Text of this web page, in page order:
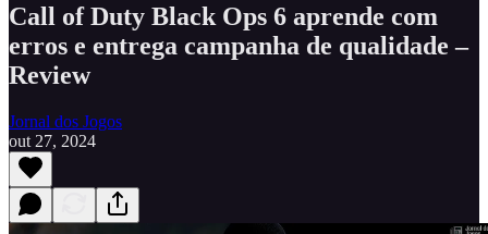
Call of Duty Black Ops 6 aprende com
erros e entrega campanha de qualidade –
Review
Jornal dos Jogos
out 27, 2024